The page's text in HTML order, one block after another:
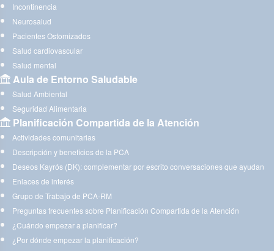
Incontinencia
Neurosalud
Pacientes Ostomizados
Salud cardiovascular
Salud mental
Aula de Entorno Saludable
Salud Ambiental
Seguridad Alimentaria
Planificación Compartida de la Atención
Actividades comunitarias
Descripción y beneficios de la PCA
Deseos Kayrós (DK): complementar por escrito conversaciones que ayudan
Enlaces de interés
Grupo de Trabajo de PCA-RM
Preguntas frecuentes sobre Planificación Compartida de la Atención
¿Cuándo empezar a planificar?
¿Por dónde empezar la planificación?